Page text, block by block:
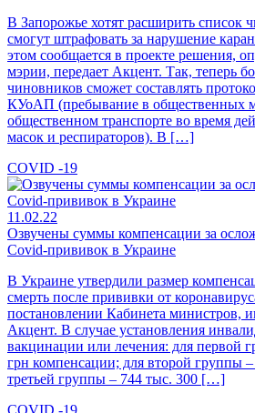
В Запорожье хотят расширить список
смогут штрафовать за нарушение
этом сообщается в проекте решения,
мэрии, передает Акцент. Так, теперь
чиновников сможет составлять
КУоАП (пребывание в общественных
общественном транспорте во время
масок и респираторов). В […]
COVID -19
11.02.22
Озвучены суммы компенсации за
Covid-прививок в Украине
В Украине утвердили размер
смерть после прививки от
постановлении Кабинета министров,
Акцент. В случае установления
вакцинации или лечения: для первой
грн компенсации; для второй группы
третьей группы – 744 тыс. 300 […]
COVID -19